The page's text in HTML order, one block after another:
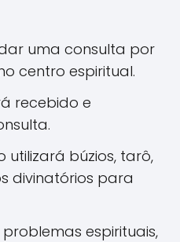
uma consulta por
centro espiritual.
recebido e
utilizará búzios, tarô,
divinatórios para
espirituais,